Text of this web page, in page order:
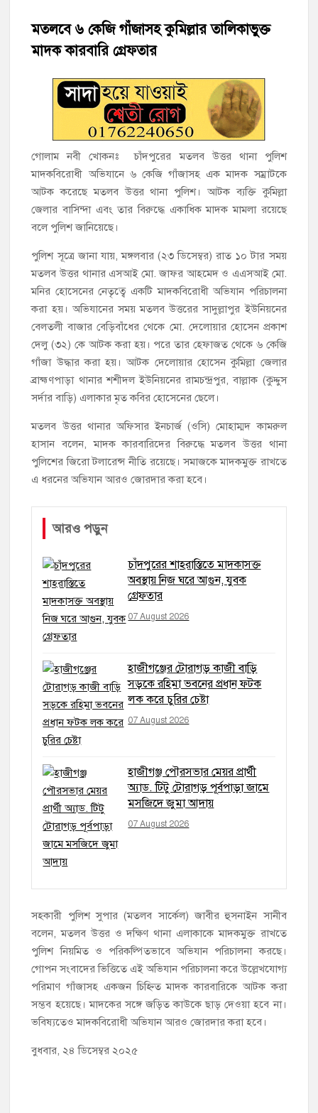
হাজীগঞ্জে অস্বাস্থ্যকর পরিবেশে খাবার প্রস্তুত: ২ হোটেলকে ৪৫ হাজার
হাজীগঞ্জে ৬ বছরের শিশুকে ধর্ষণের অভিযোগে কেয়ারটেকার আটক
হাজীগঞ্জের রাজারগাঁও উবিতে জুলাই গণঅভ্যুত্থান দিবস পালন
হাজীগঞ্জ সরকারি মডেল পাইলট হাই স্কুল অ্যান্ড কলেজে ‘জুলাই
গণঅভ্যুত্থান দিবস’ পালিত
‘জনগণের ভোটে নির্বাচিত হয়ে ফরিদগঞ্জের উন্নয়নে কাজ করছি’ :
আলহাজ্ব এমএ হান্নান এমপি
নৌ পুলিশ ফাঁড়ির নাকের ডগায় কারেন্ট জালের দাপট, মতলবে প্রকাশ্যে
নিষিদ্ধ জাল মেরামত ও মাছ শিকার
মতলবে ৬ কেজি গাঁজাসহ কুমিল্লার তালিকাভুক্ত
মাদক কারবারি গ্রেফতার
গোলাম নবী খোকনঃ চাঁদপুরের মতলব উত্তর থানা পুলিশ
মাদকবিরোধী অভিযানে ৬ কেজি গাঁজাসহ এক মাদক সম্রাটকে
আটক করেছে মতলব উত্তর থানা পুলিশ। আটক ব্যক্তি কুমিল্লা
জেলার বাসিন্দা এবং তার বিরুদ্ধে একাধিক মাদক মামলা রয়েছে
বলে পুলিশ জানিয়েছে।
পুলিশ সূত্রে জানা যায়, মঙ্গলবার (২৩ ডিসেম্বর) রাত ১০ টার সময়
মতলব উত্তর থানার এসআই মো. জাফর আহমেদ ও এএসআই মো.
মনির হোসেনের নেতৃত্বে একটি মাদকবিরোধী অভিযান পরিচালনা
করা হয়। অভিযানের সময় মতলব উত্তরের সাদুল্লাপুর ইউনিয়নের
বেলতলী বাজার বেড়িবাঁধের থেকে মো. দেলোয়ার হোসেন প্রকাশ
দেলু (৩২) কে আটক করা হয়। পরে তার হেফাজত থেকে ৬ কেজি
গাঁজা উদ্ধার করা হয়। আটক দেলোয়ার হোসেন কুমিল্লা জেলার
ব্রাহ্মণপাড়া থানার শশীদল ইউনিয়নের রামচন্দ্রপুর, বাল্লাক (কুদ্দুস
সর্দার বাড়ি) এলাকার মৃত কবির হোসেনের ছেলে।
মতলব উত্তর থানার অফিসার ইনচার্জ (ওসি) মোহাম্মদ কামরুল
হাসান বলেন, মাদক কারবারিদের বিরুদ্ধে মতলব উত্তর থানা
পুলিশের জিরো টলারেন্স নীতি রয়েছে। সমাজকে মাদকমুক্ত রাখতে
এ ধরনের অভিযান আরও জোরদার করা হবে।
আরও পড়ুন
চাঁদপুরের শাহরাস্তিতে মাদকাসক্ত
অবস্থায় নিজ ঘরে আগুন, যুবক
গ্রেফতার
07 August 2026
হাজীগঞ্জের টোরাগড় কাজী বাড়ি
সড়কে রহিমা ভবনের প্রধান ফটক
লক করে চুরির চেষ্টা
07 August 2026
হাজীগঞ্জ পৌরসভার মেয়র প্রার্থী
অ্যাড. টিটু টোরাগড় পূর্বপাড়া জামে
মসজিদে জুমা আদায়
07 August 2026
সহকারী পুলিশ সুপার (মতলব সার্কেল) জাবীর হুসনাইন সানীব
বলেন, মতলব উত্তর ও দক্ষিণ থানা এলাকাকে মাদকমুক্ত রাখতে
পুলিশ নিয়মিত ও পরিকল্পিতভাবে অভিযান পরিচালনা করছে।
গোপন সংবাদের ভিত্তিতে এই অভিযান পরিচালনা করে উল্লেখযোগ্য
পরিমাণ গাঁজাসহ একজন চিহ্নিত মাদক কারবারিকে আটক করা
সম্ভব হয়েছে। মাদকের সঙ্গে জড়িত কাউকে ছাড় দেওয়া হবে না।
ভবিষ্যতেও মাদকবিরোধী অভিযান আরও জোরদার করা হবে।
বুধবার, ২৪ ডিসেম্বর ২০২৫